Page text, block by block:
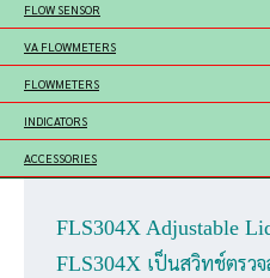
FLOW SENSOR
VA FLOWMETERS
FLOWMETERS
INDICATORS
ACCESSORIES
FLS304X Adjustable
FLS304X เป็นสวิทช์ตรว